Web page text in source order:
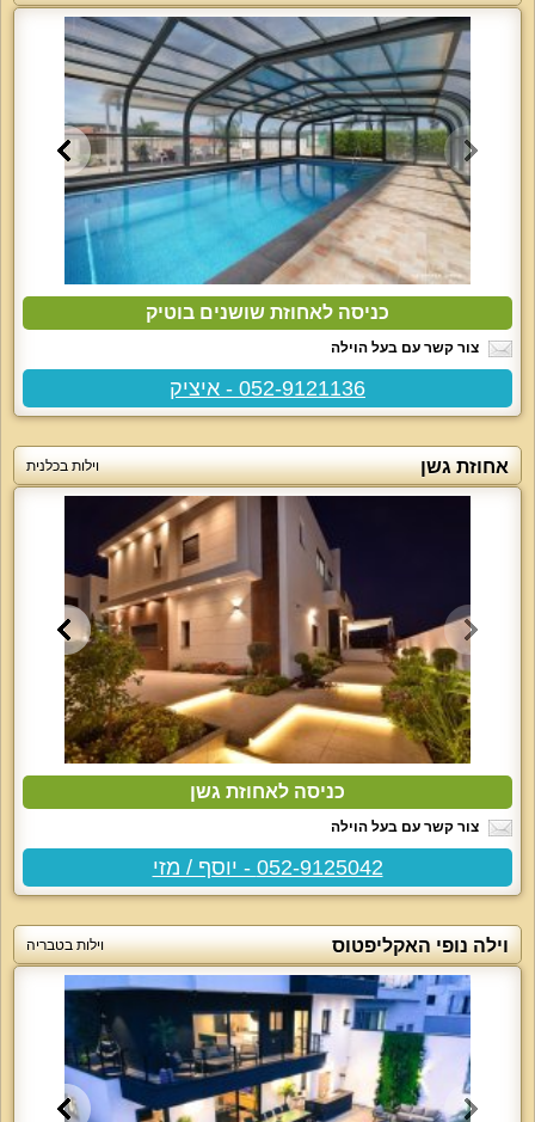
כניסה לאחוזת שושנים בוטיק
צור קשר עם בעל הוילה
052-9121136 - איציק
אחוזת גשן וילות בכלנית
כניסה לאחוזת גשן
צור קשר עם בעל הוילה
052-9125042 - יוסף / מזי
וילה נופי האקליפטוס וילות בטבריה